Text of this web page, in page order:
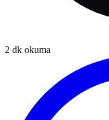
2 dk okuma